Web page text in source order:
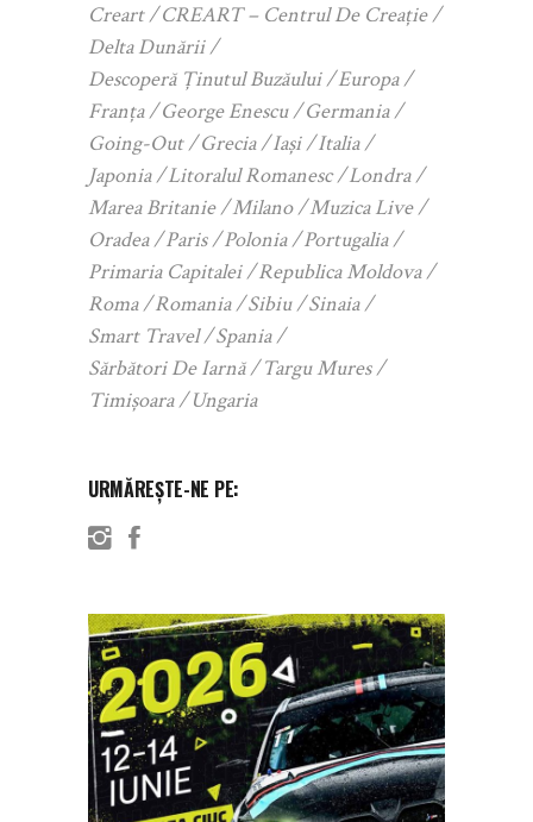
Creart
CREART – Centrul De Creație
Delta Dunării
Descoperă Ținutul Buzăului
Europa
Franța
George Enescu
Germania
Going-Out
Grecia Iași
Italia
Japonia
Litoralul Romanesc
Londra
Marea Britanie
Milano
Muzica Live
Oradea
Paris Polonia
Portugalia
Primaria Capitalei
Republica Moldova
Roma
Romania Sibiu
Sinaia
Smart Travel
Spania
Sărbători De Iarnă
Targu Mures
Timișoara
Ungaria
URMĂREȘTE-NE PE: